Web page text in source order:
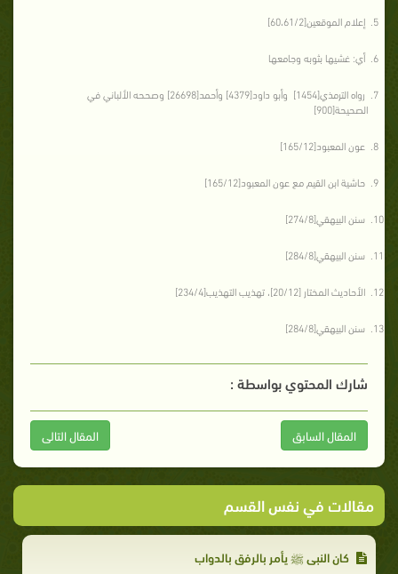
إعلام الموقعين[60،61/2]
أي: غشيها بثوبه وجامعها
رواه الترمذي[1454] وأبو داود[4379] وأحمد[26698] وصححه الألباني في
الصحيحة[900]
عون المعبود[165/12]
حاشية ابن القيم مع عون المعبود[165/12]
سنن البيهقي[274/8]
سنن البيهقي[284/8]
الأحاديث المختار [20/12]، تهذيب التهذيب[234/4]
سنن البيهقي[284/8]
شارك المحتوي بواسطة :
المقال السابق المقال التالى
مقالات في نفس القسم
كان النبي ﷺ يأمر بالرفق بالدواب